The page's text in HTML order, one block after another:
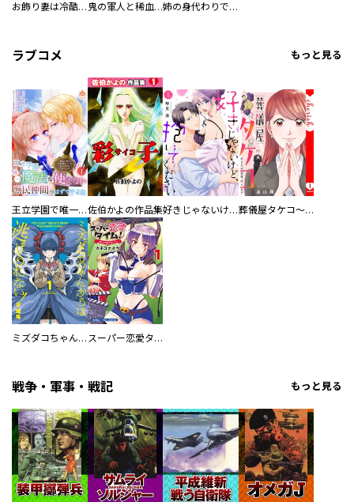
お飾り妻は冷酷旦那様と離縁したい！～実は溺愛されていたなんて知りません～ アンソロジーコミック 鬼の軍人と稀血の花嫁 姉の身代わりで冷酷な若公爵様に嫁ぐことになりましたが、初夜にも来ない彼なのに「このままでは妻に嫌われる……」と私に語りかけてきます。
ラブコメ もっと見る
王立学園で唯一魔法が使えない庶民仲間のはずですよね～実は王子様で私を溺愛しているなんて告白はやめてください～佐伯かよの作品集 好きじゃないけど、抱いてください【電子単行本版／特典おまけ付き】 葬儀屋タケコ～あなたの最期、叶えます【電子単行本版】
ミズダコちゃんからは逃げられない！ スーパー恋愛タイム！～現場でドＳな彼女は自宅でデレる～
戦争・軍事・戦記 もっと見る